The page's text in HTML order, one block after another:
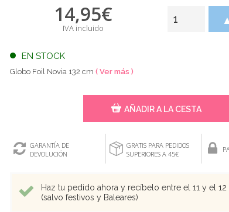
14,95€
IVA incluido
EN STOCK
Globo Foil Novia 132 cm ( Ver más )
AÑADIR A LA CESTA
GARANTÍA DE
DEVOLUCIÓN
GRATIS PARA PEDIDOS
SUPERIORES A 45€
Haz tu pedido ahora y recíbelo entre el 11 y el
(salvo festivos y Baleares)